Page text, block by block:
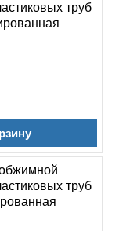
труб
труб